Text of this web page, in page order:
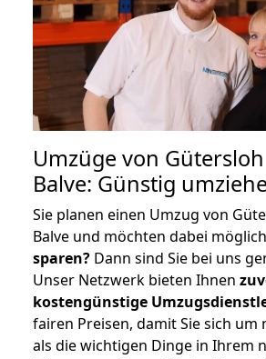
Umzüge von
Balve: Günstig
Sie planen einen Umzug von
Balve und möchten dabei
sparen? Dann sind Sie bei uns
Unser Netzwerk bieten Ihnen
kostengünstige
fairen Preisen, damit Sie sich um
als die wichtigen Dinge in Ihrem